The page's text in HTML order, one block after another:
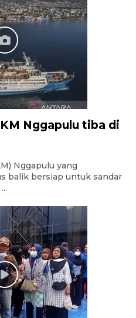
Nggapulu tiba di
Nggapulu yang
balik bersiap untuk sandar